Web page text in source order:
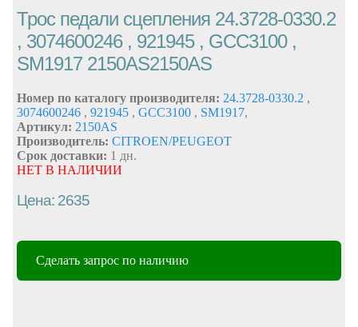
Трос педали сцепления 24.3728-0330.2
, 3074600246 , 921945 , GCC3100 ,
SM1917 2150AS2150AS
Номер по каталогу производителя: 24.3728-0330.2 ,
3074600246 , 921945 , GCC3100 , SM1917,
Артикул: 2150AS
Производитель: CITROEN/PEUGEOT
Срок доставки: 1 дн.
НЕТ В НАЛИЧИИ
Цена: 2635
Сделать запрос по наличию